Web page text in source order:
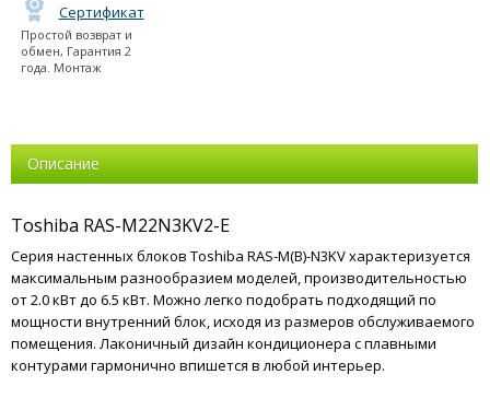
Сертификат
Простой возврат и
обмен, Гарантия 2
года. Монтаж
Описание
Toshiba RAS-M22N3KV2-E
Серия настенных блоков Toshiba RAS-M(B)-N3KV характеризуется
максимальным разнообразием моделей, производительностью
от 2.0 кВт до 6.5 кВт. Можно легко подобрать подходящий по
мощности внутренний блок, исходя из размеров обслуживаемого
помещения. Лаконичный дизайн кондиционера с плавными
контурами гармонично впишется в любой интерьер.